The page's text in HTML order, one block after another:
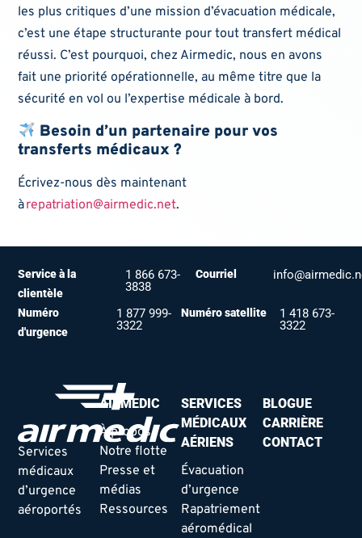
les plus critiques d’une mission d’évacuation médicale,
c’est une étape structurante pour tout transfert médical
réussi. C’est pourquoi, chez Airmedic, nous en avons
fait une priorité opérationnelle, au même titre que la
sécurité en vol ou l’expertise médicale à bord.
Besoin d’un partenaire pour vos
transferts médicaux ?
Écrivez-nous dès maintenant
àrepatriation@airmedic.net.
Service à la
clientèle
1 866 673-
3838
Courriel
Numéro
d'urgence
1 877 999-
3322
Numéro satellite
1 418 673-
3322
Services
médicaux
d’urgence
aéroportés
AIRMEDIC
À propos
Notre flotte
Presse et
médias
Ressources
SERVICES
MÉDICAUX
AÉRIENS
Évacuation
d’urgence
Rapatriement
aéromédical
BLOGUE
CARRIÈRE
CONTACT